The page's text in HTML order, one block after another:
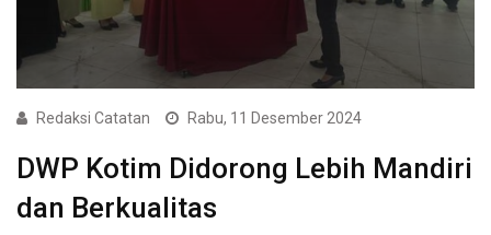
Redaksi Catatan Rabu, 11 Desember 2024
DWP Kotim Didorong Lebih Mandiri
dan Berkualitas